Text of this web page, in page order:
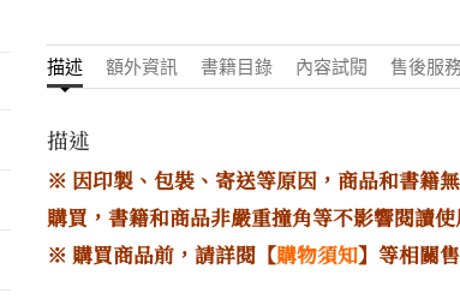
描述 額外資訊 書籍目錄 內容試閱 售後服
描述
※ 因印製、包裝、寄送等原因，商品和書籍
購買，書籍和商品非嚴重撞角等不影響閱讀
※ 購買商品前，請詳閱【購物須知】等相關